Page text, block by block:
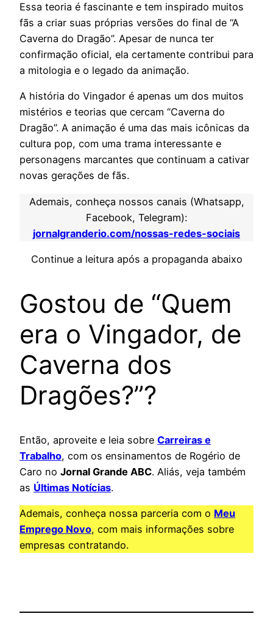
Essa teoria é fascinante e tem inspirado muitos
fãs a criar suas próprias versões do final de “A
Caverna do Dragão”. Apesar de nunca ter
confirmação oficial, ela certamente contribui para
a mitologia e o legado da animação.
A história do Vingador é apenas um dos muitos
mistérios e teorias que cercam “Caverna do
Dragão”. A animação é uma das mais icônicas da
cultura pop, com uma trama interessante e
personagens marcantes que continuam a cativar
novas gerações de fãs.
Ademais, conheça nossos canais (Whatsapp,
Facebook, Telegram):
jornalgranderio.com/nossas-redes-sociais
Continue a leitura após a propaganda abaixo
Gostou de “Quem
era o Vingador, de
Caverna dos
Dragões?”?
Então, aproveite e leia sobre Carreiras e
Trabalho, com os ensinamentos de Rogério de
Caro no Jornal Grande ABC. Aliás, veja também
as Últimas Notícias.
Ademais, conheça nossa parceria com o Meu
Emprego Novo, com mais informações sobre
empresas contratando.